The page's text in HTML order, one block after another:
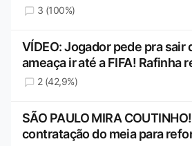
3 (100%)
VÍDEO: Jogador pede pra sair
ameaça ir até a FIFA! Rafinha
2 (42,9%)
SÃO PAULO MIRA
contratação do meia para